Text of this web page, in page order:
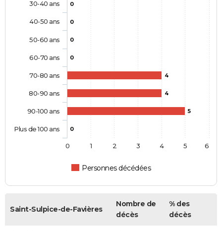
0
0
0
0
4
4
5
0
Personnes décédées
30-40 ans
40-50 ans
50-60 ans
60-70 ans
70-80 ans
80-90 ans
90-100 ans
Plus de 100 ans
0 1 2 3 4 5 6
Saint-Sulpice-de-Favières
Nombre de
décès
% des
décès